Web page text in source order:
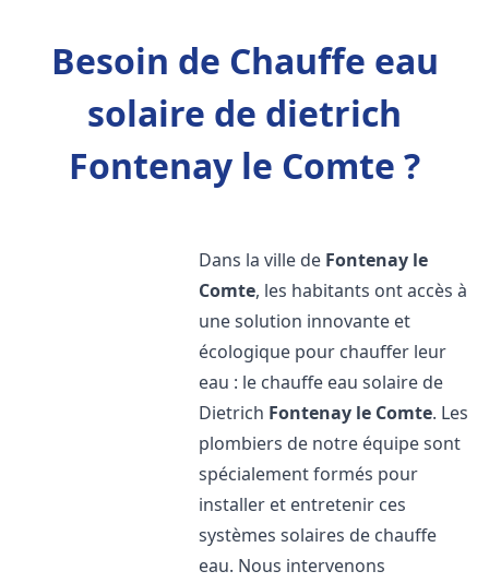
Besoin de Chauffe eau
solaire de dietrich
Fontenay le Comte ?
Dans la ville de Fontenay le
Comte, les habitants ont accès à
une solution innovante et
écologique pour chauffer leur
eau : le chauffe eau solaire de
Dietrich Fontenay le Comte. Les
plombiers de notre équipe sont
spécialement formés pour
installer et entretenir ces
systèmes solaires de chauffe
eau. Nous intervenons